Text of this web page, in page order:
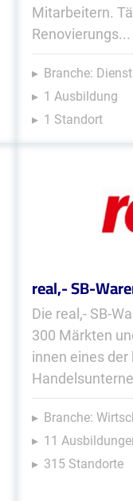
Mitarbeitern.
Renovierungs...
Branche:
1 Ausbildung
1 Standort
real,- SB-
Die real,- SB-
300 Märkten
innen eines
Branche:
11
315 Standorte